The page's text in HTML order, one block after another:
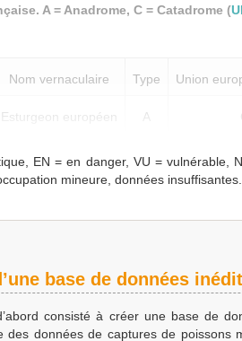
A = Anadrome, C = Catadrome (
Nom vernaculaire Type Union
Esturgeon européen A
EN = en danger, VU = vulnérable,
mineure, données insuffisantes.
base de données
consisté à créer une base de
des données de captures de poissons